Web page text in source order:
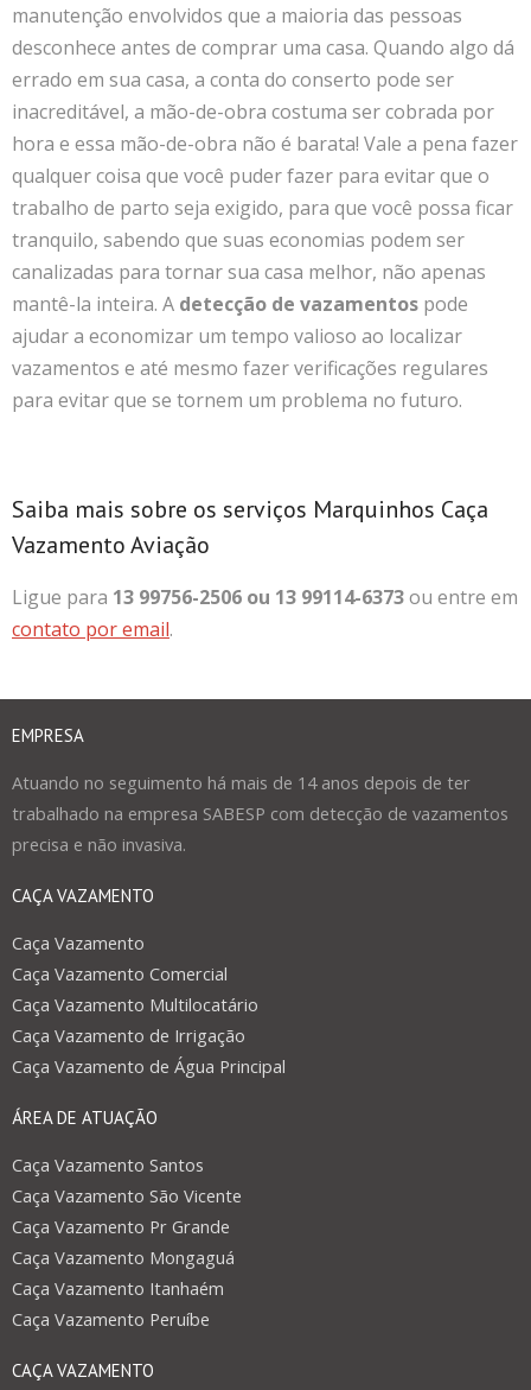
manutenção envolvidos que a maioria das pessoas
desconhece antes de comprar uma casa. Quando algo dá
errado em sua casa, a conta do conserto pode ser
inacreditável, a mão-de-obra costuma ser cobrada por
hora e essa mão-de-obra não é barata! Vale a pena fazer
qualquer coisa que você puder fazer para evitar que o
trabalho de parto seja exigido, para que você possa ficar
tranquilo, sabendo que suas economias podem ser
canalizadas para tornar sua casa melhor, não apenas
mantê-la inteira. A detecção de vazamentos pode
ajudar a economizar um tempo valioso ao localizar
vazamentos e até mesmo fazer verificações regulares
para evitar que se tornem um problema no futuro.
Saiba mais sobre os serviços Marquinhos Caça
Vazamento Aviação
Ligue para 13 99756-2506 ou 13 99114-6373ou entre em
contato por email.
EMPRESA
Atuando no seguimento há mais de 14 anos depois de ter
trabalhado na empresa SABESP com detecção de vazamentos
precisa e não invasiva.
CAÇA VAZAMENTO
Caça Vazamento
Caça Vazamento Comercial
Caça Vazamento Multilocatário
Caça Vazamento de Irrigação
Caça Vazamento de Água Principal
ÁREA DE ATUAÇÃO
Caça Vazamento Santos
Caça Vazamento São Vicente
Caça Vazamento Pr Grande
Caça Vazamento Mongaguá
Caça Vazamento Itanhaém
Caça Vazamento Peruíbe
CAÇA VAZAMENTO